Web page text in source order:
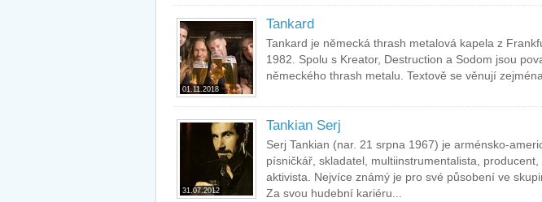
01.11.2018
Tankard
Tankard je německá thrash metalová kapela z
1982. Spolu s Kreator, Destruction a Sodom jsou
německého thrash metalu. Textově se věnují
31.07.2012
Tankian Serj
Serj Tankian (nar. 21 srpna 1967) je arménsko-
písničkář, skladatel, multiinstrumentalista,
aktivista. Nejvíce známý je pro své působení ve
Za svou hudební kariéru...